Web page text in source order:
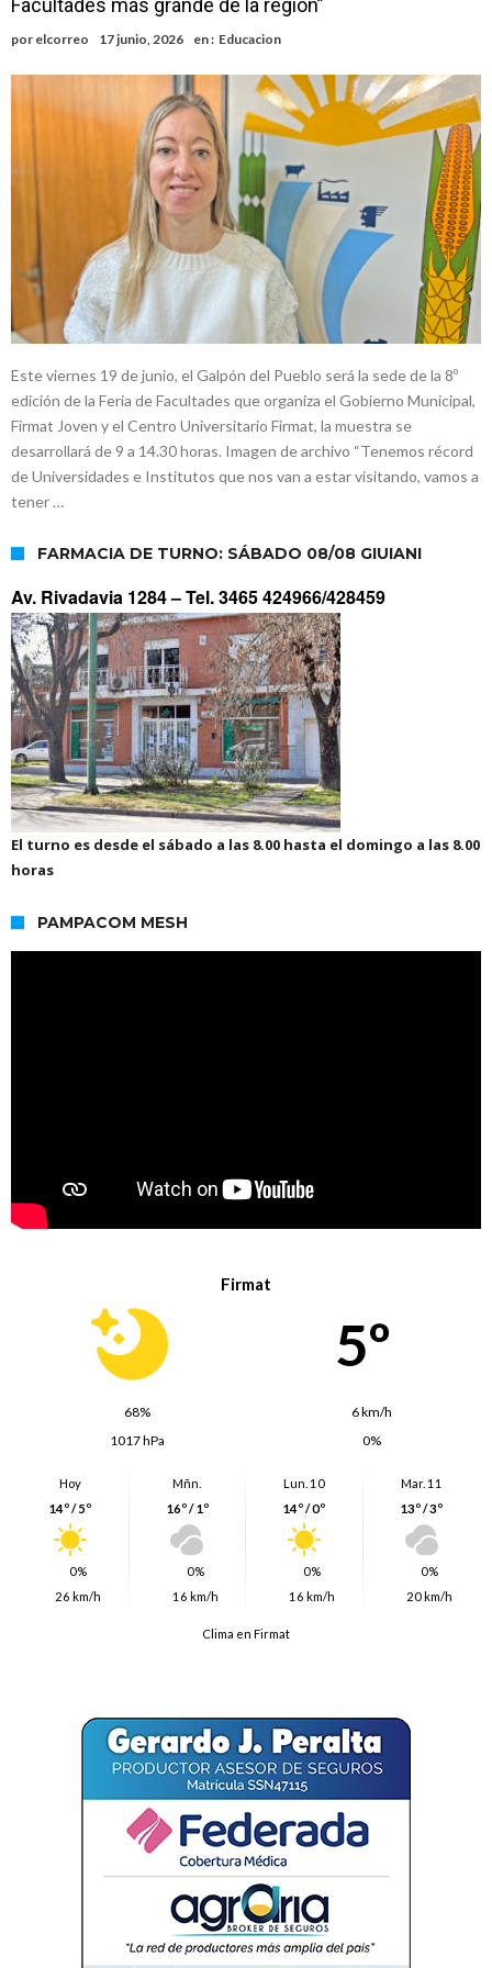
Faltas por presuntas irregularidades
Villada: el viento provocó el desprendimiento del techo del galpón
del ferrocarril
Violento robo en la zona rural de Firmat: maniataron a una pareja de
adultos mayores
Colecta solidaria de juguetes en Firmat para el EPI y el Hospital
Facultades más grande de la región”
por elcorreo 17 junio, 2026 en : Educacion
Este viernes 19 de junio, el Galpón del Pueblo será la sede de la 8º
edición de la Feria de Facultades que organiza el Gobierno Municipal,
Firmat Joven y el Centro Universitario Firmat, la muestra se
desarrollará de 9 a 14.30 horas. Imagen de archivo “Tenemos récord
de Universidades e Institutos que nos van a estar visitando, vamos a
tener …
FARMACIA DE TURNO: SÁBADO 08/08 GIUIANI
Av. Rivadavia 1284 –Tel. 3465 424966/428459
El turno es desde el sábado a las 8.00 hasta el domingo a las 8.00
horas
PAMPACOM MESH
Firmat
5º
68%
6 km/h
1017 hPa
0%
Hoy
14º / 5º
0%
26 km/h
Mñn.
16º / 1º
0%
16 km/h
Lun. 10
14º / 0º
0%
16 km/h
Mar. 11
13º / 3º
0%
20 km/h
Clima en Firmat